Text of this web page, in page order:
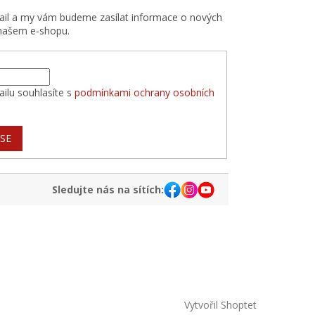
a my vám budeme zasílat informace o nových
e-shopu.
souhlasíte spodmínkami ochrany osobních
Sledujte nás na sítích:
Vytvořil Shoptet